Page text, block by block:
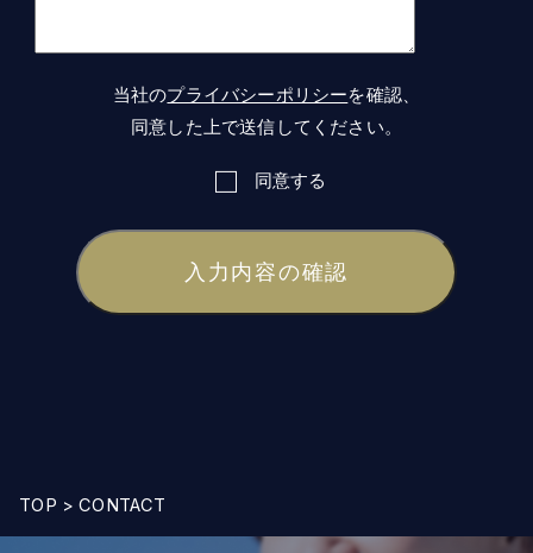
当社のプライバシーポリシーを確認、
同意した上で送信してください。
同意する
TOP >CONTACT